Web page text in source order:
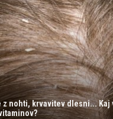
z nohti, krvavitev dlesni... Kaj